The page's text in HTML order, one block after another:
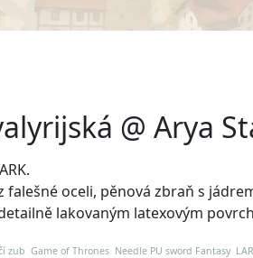
@ Arya
falešné oceli, pěnová zbraň s
lakovaným latexovým
Game of Thrones Needle PU sword Fantasy